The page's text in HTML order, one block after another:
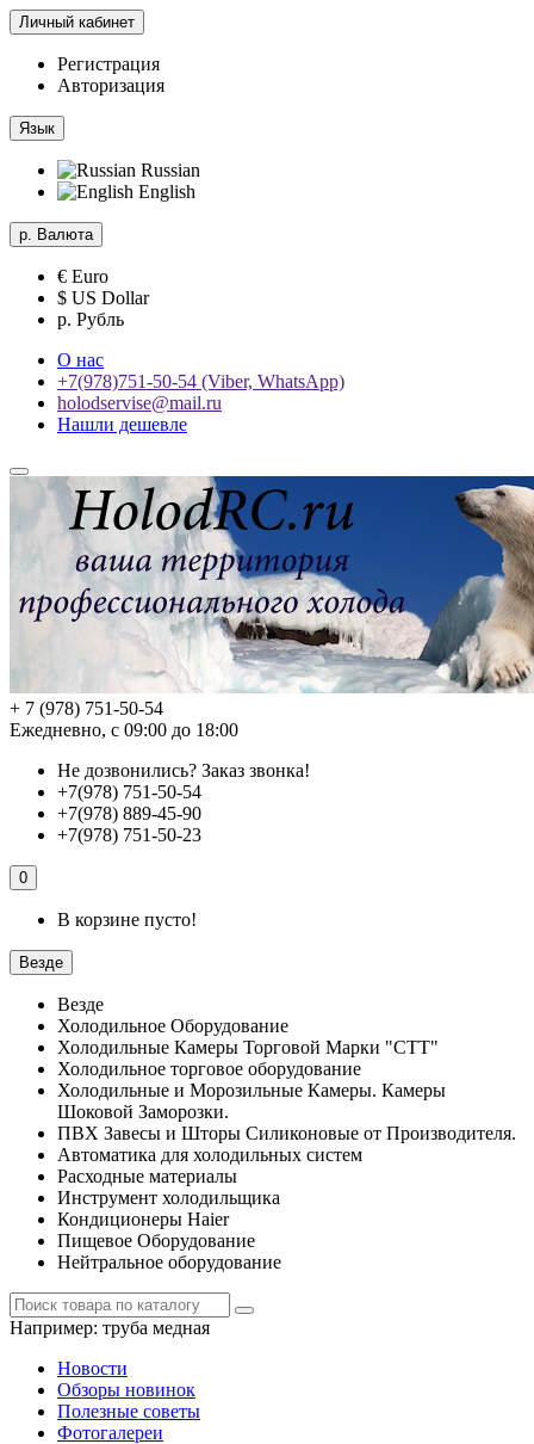
Личный кабинет
Регистрация
Авторизация
Язык
Russian
English
р. Валюта
€ Euro
$ US Dollar
р. Рубль
О нас
+7(978)751-50-54 (Viber, WhatsApp)
holodservise@mail.ru
Нашли дешевле
+ 7 (978) 751-50-54
Ежедневно, с 09:00 до 18:00
Не дозвонились? Заказ звонка!
+7(978) 751-50-54
+7(978) 889-45-90
+7(978) 751-50-23
0
В корзине пусто!
Везде
Везде
Холодильное Оборудование
Холодильные Камеры Торговой Марки "СТТ"
Холодильное торговое оборудование
Холодильные и Морозильные Камеры. Камеры
Шоковой Заморозки.
ПВХ Завесы и Шторы Силиконовые от Производителя.
Автоматика для холодильных систем
Расходные материалы
Инструмент холодильщика
Кондиционеры Haier
Пищевое Оборудование
Нейтральное оборудование
Например: труба медная
Новости
Обзоры новинок
Полезные советы
Фотогалереи